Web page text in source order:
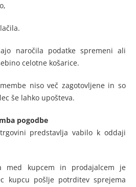
naročila podatke spremeni ali
celotne košarice.
niso več zagotovljene in so
še lahko upošteva.
pogodbe
predstavlja vabilo k oddaji
med kupcem in prodajalcem je
kupcu pošlje potrditev sprejema